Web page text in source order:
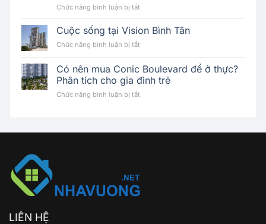
Vóc
Của
Động
Thủy
Liệu
Chức năng bình luận bị tắt
tích
đầu
tư
cho
thuê
Boulevard:
phù
Cuộc sống tại Vision Bình Tân
Chức năng bình luận bị tắt
sống
tại
Vision
Bình
Có nên mua Conic Boulevard để ở thực?
Phân tích cho gia đình trẻ
Chức năng bình luận bị tắt
Conic
tích
LIÊN HỆ